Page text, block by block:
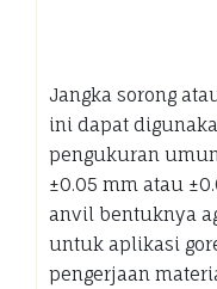
Jangka sorong
ini dapat
pengukuran
±0.05 mm atau
anvil bentuknya
untuk aplikasi
pengerjaan